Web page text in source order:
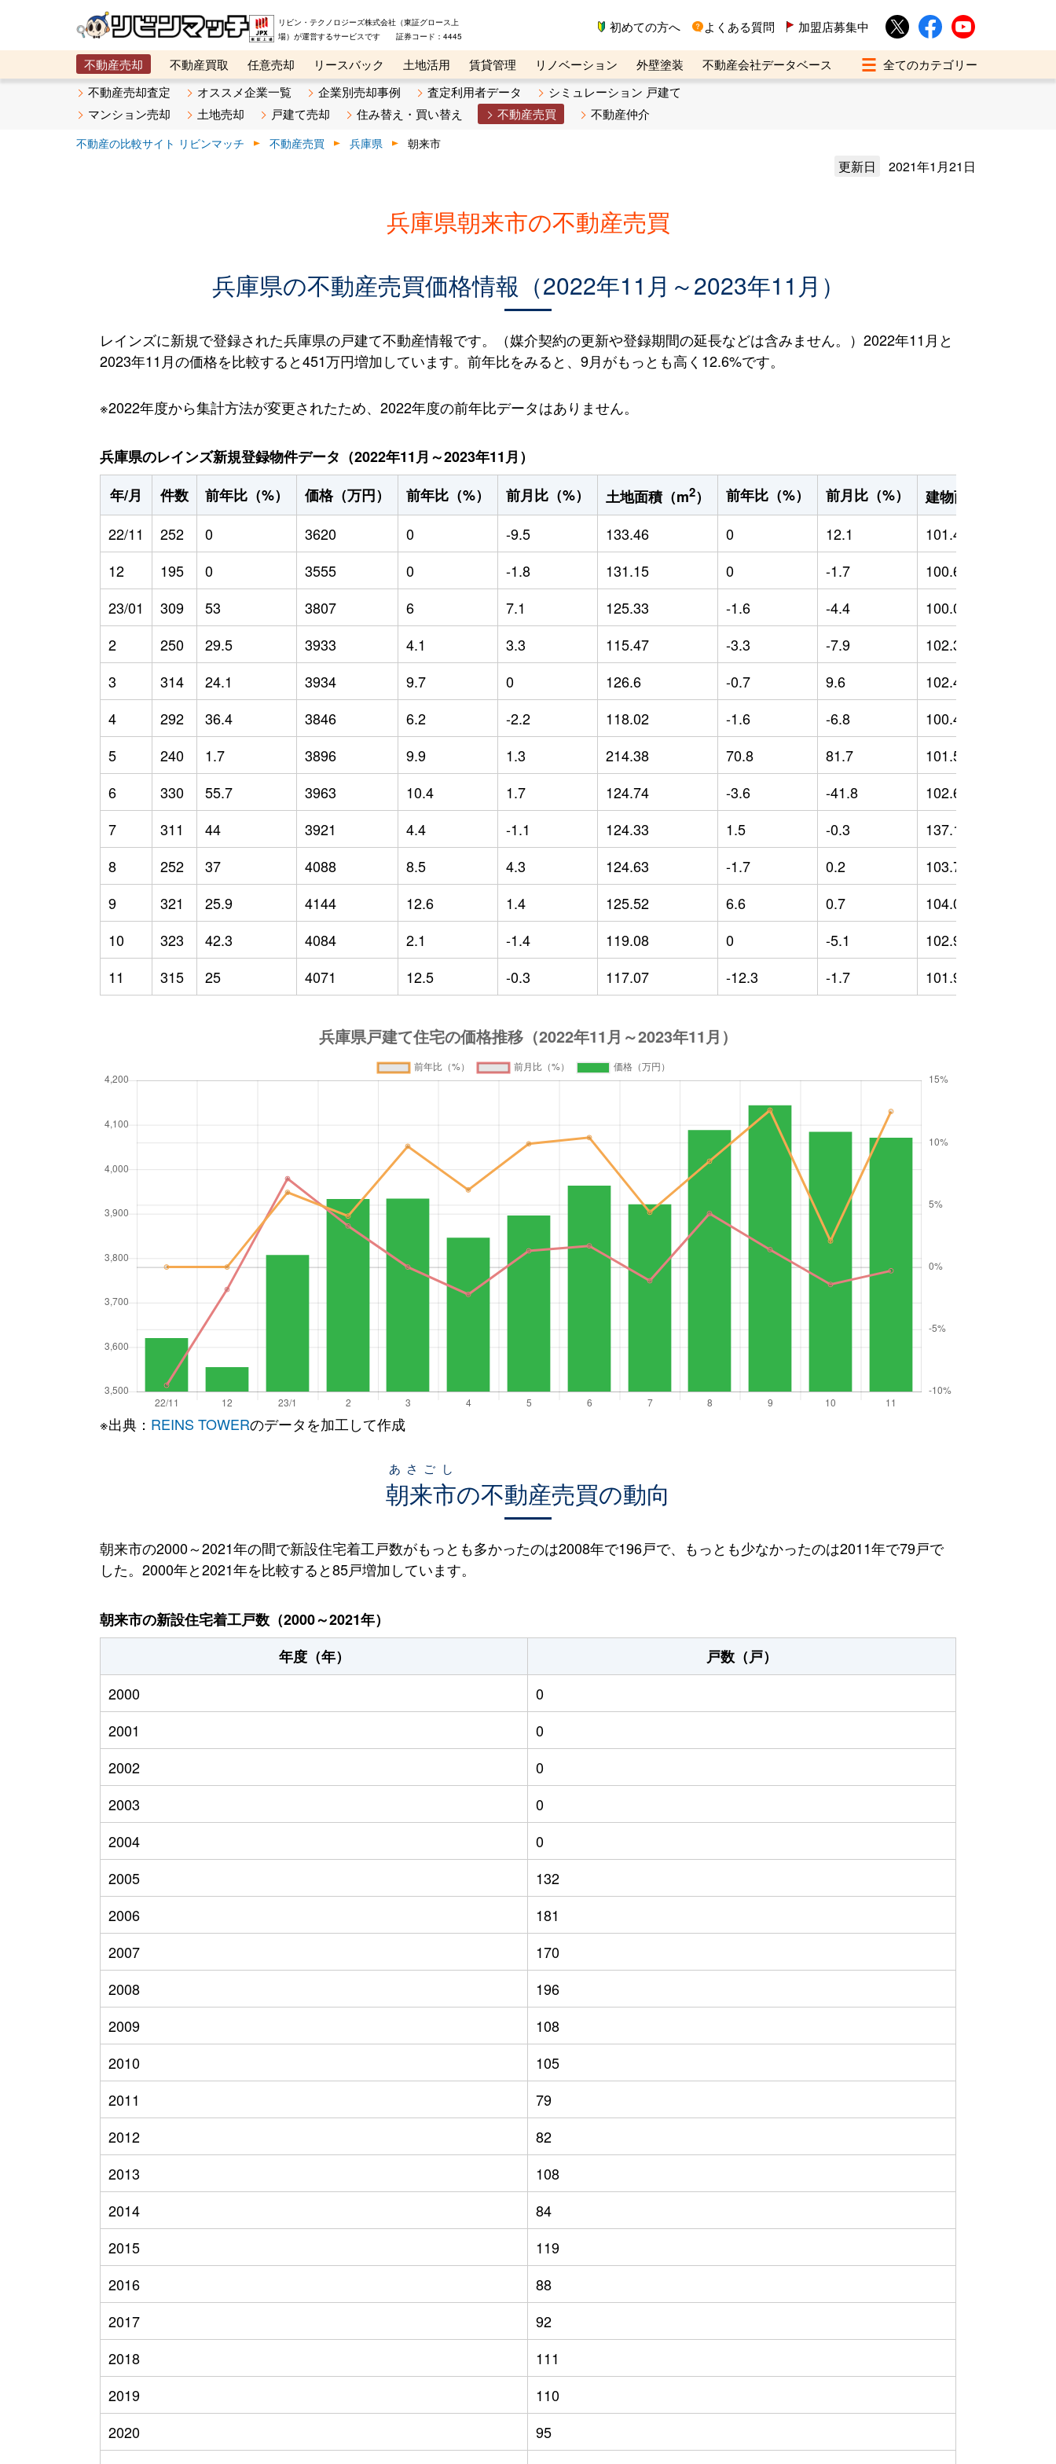
リビン・テクノロジーズ株式会社（東証グロース上
場）が運営するサービスです 証券コード：4445
初めての方へ よくある質問 加盟店募集中
不動産売却 不動産買取 任意売却 リースバック 土地活用 賃貸管理 リノベーション 外壁塗装
不動産会社データベース
メタ住宅展示場
ベスト不動産カンパニー オンライン講座 リビンマガジンBiz 不動産売却ご相談デスク
不動産売却査定 オススメ企業一覧 企業別売却事例 査定利用者データ
シミュレーション 戸建て
マンション売却
土地売却 戸建て売却 住み替え・買い替え 不動産売買 不動産仲介
不動産の比較サイト リビンマッチ 不動産売買 兵庫県 朝来市
更新日 2021年1月21日
兵庫県朝来市の不動産売買
兵庫県の不動産売買価格情報（2022年11月～2023年11月）
レインズに新規で登録された兵庫県の戸建て不動産情報です。（媒介契約の更新や登録期間の延長などは含みません。）2022年11月と
2023年11月の価格を比較すると451万円増加しています。前年比をみると、9月がもっとも高く12.6%です。
※2022年度から集計方法が変更されたため、2022年度の前年比データはありません。
兵庫県のレインズ新規登録物件データ（2022年11月～2023年11月）
年/月
件数 前年比（%） 価格（万円） 前年比（%） 前月比（%） 土地面積（m2） 前年比（%） 前月比（%） 建物面積（m
22/11
252 0 3620 0 -9.5 133.46 0 12.1 101.4
12
195 0 3555 0 -1.8 131.15 0 -1.7 100.61
23/01
309 53 3807 6 7.1 125.33 -1.6 -4.4 100.05
2
250 29.5 3933 4.1 3.3 115.47 -3.3 -7.9 102.39
3
314 24.1 3934 9.7 0 126.6 -0.7 9.6 102.41
4
292 36.4 3846 6.2 -2.2 118.02 -1.6 -6.8 100.47
5
240 1.7 3896 9.9 1.3 214.38 70.8 81.7 101.54
6
330 55.7 3963 10.4 1.7 124.74 -3.6 -41.8 102.64
7
311 44 3921 4.4 -1.1 124.33 1.5 -0.3 137.15
8
252 37 4088 8.5 4.3 124.63 -1.7 0.2 103.72
9
321 25.9 4144 12.6 1.4 125.52 6.6 0.7 104.01
10
323 42.3 4084 2.1 -1.4 119.08 0 -5.1 102.94
11
315 25 4071 12.5 -0.3 117.07 -12.3 -1.7 101.93
※出典： REINS TOWERのデータを加工して作成
朝来市
あさごし
の不動産売買の動向
朝来市の2000～2021年の間で新設住宅着工戸数がもっとも多かったのは2008年で196戸で、もっとも少なかったのは2011年で79戸で
した。2000年と2021年を比較すると85戸増加しています。
朝来市の新設住宅着工戸数（2000～2021年）
年度（年）
戸数（戸）
2000
0
2001
0
2002
0
2003
0
2004
0
2005
132
2006
181
2007
170
2008
196
2009
108
2010
105
2011
79
2012
82
2013
108
2014
84
2015
119
2016
88
2017
92
2018
111
2019
110
2020
95